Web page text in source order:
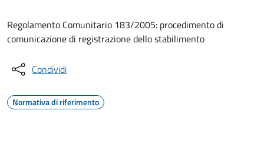
Regolamento Comunitario 183/2005: procedimento di
comunicazione di registrazione dello stabilimento
Condividi
Normativa di riferimento